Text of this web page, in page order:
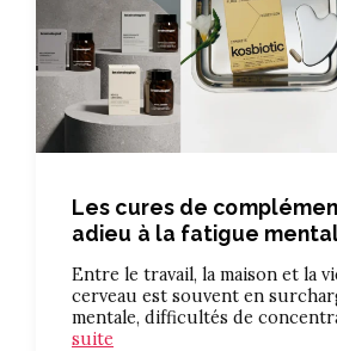
Les cures de
adieu à la fatigue
Entre le travail, la maison et la
cerveau est souvent en
mentale, difficultés de
suite